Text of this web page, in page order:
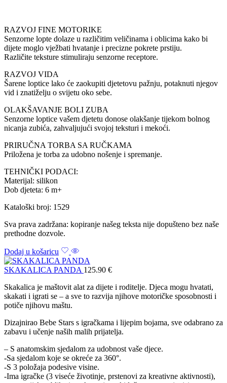
RAZVOJ FINE MOTORIKE
Senzorne lopte dolaze u različitim veličinama i oblicima kako bi
dijete moglo vježbati hvatanje i precizne pokrete prstiju.
Različite teksture stimuliraju senzorne receptore.
RAZVOJ VIDA
Šarene loptice lako će zaokupiti djetetovu pažnju, potaknuti njegov
vid i znatiželju o svijetu oko sebe.
OLAKŠAVANJE BOLI ZUBA
Senzorne loptice vašem djetetu donose olakšanje tijekom bolnog
nicanja zubića, zahvaljujući svojoj teksturi i mekoći.
PRIRUČNA TORBA SA RUČKAMA
Priložena je torba za udobno nošenje i spremanje.
TEHNIČKI PODACI:
Materijal: silikon
Dob djeteta: 6 m+
Kataloški broj: 1529
Sva prava zadržana: kopiranje našeg teksta nije dopušteno bez naše
prethodne dozvole.
Dodaj u košaricu
SKAKALICA PANDA 125.90 €
Skakalica je maštovit alat za dijete i roditelje. Djeca mogu hvatati,
skakati i igrati se – a sve to razvija njihove motoričke sposobnosti i
potiče njihovu maštu.
Dizajnirao Bebe Stars s igračkama i lijepim bojama, sve odabrano za
zabavu i učenje naših malih prijatelja.
– S anatomskim sjedalom za udobnost vaše djece.
-Sa sjedalom koje se okreće za 360°.
-S 3 položaja podesive visine.
-Ima igračke (3 viseće životinje, prstenovi za kreativne aktivnosti),